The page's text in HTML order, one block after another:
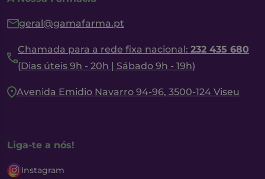
geral@gamafarma.pt
Chamada para a rede fixa nacional: 232 435 680
(Dias úteis 9h - 20h | Sábado 9h - 19h)
Avenida Emidio Navarro 94-96, 3500-124 Viseu
Liga-te a nós!
Instagram